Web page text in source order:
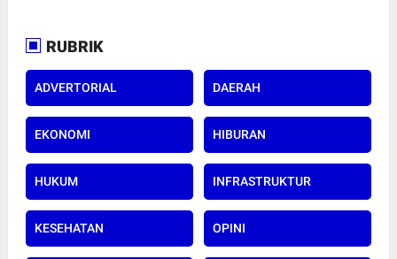
RUBRIK
ADVERTORIAL DAERAH
EKONOMI HIBURAN
HUKUM INFRASTRUKTUR
KESEHATAN OPINI